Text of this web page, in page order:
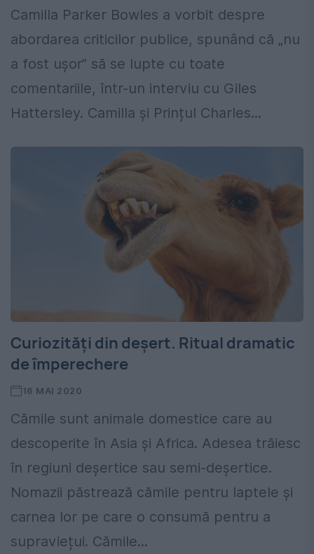
Camilla Parker Bowles a vorbit despre
abordarea criticilor publice, spunând că „nu
a fost ușor” să se lupte cu toate
comentariile, într-un interviu cu Giles
Hattersley. Camilla și Prințul Charles...
Curiozități din deșert. Ritual dramatic
de împerechere
16 MAI 2020
Cămile sunt animale domestice care au
descoperite în Asia și Africa. Adesea trăiesc
în regiuni deșertice sau semi-deșertice.
Nomazii păstrează cămile pentru laptele și
carnea lor pe care o consumă pentru a
supraviețui. Cămile...